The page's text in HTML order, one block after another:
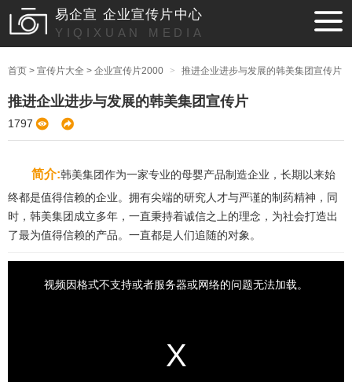
易企宣 企业宣传片中心
YIQIXUAN MEDIA
首页 > 宣传片大全 > 企业宣传片2000 > 推进企业进步与发展的韩美集团宣传片
推进企业进步与发展的韩美集团宣传片
1797
简介:韩美集团作为一家专业的母婴产品制造企业，长期以来始
终都是值得信赖的企业。拥有尖端的研究人才与严谨的制药精神，同
时，韩美集团成立多年，一直秉持着诚信之上的理念，为社会打造出
了最为值得信赖的产品。一直都是人们追随的对象。
视频因格式不支持或者服务器或网络的问题无法加载。